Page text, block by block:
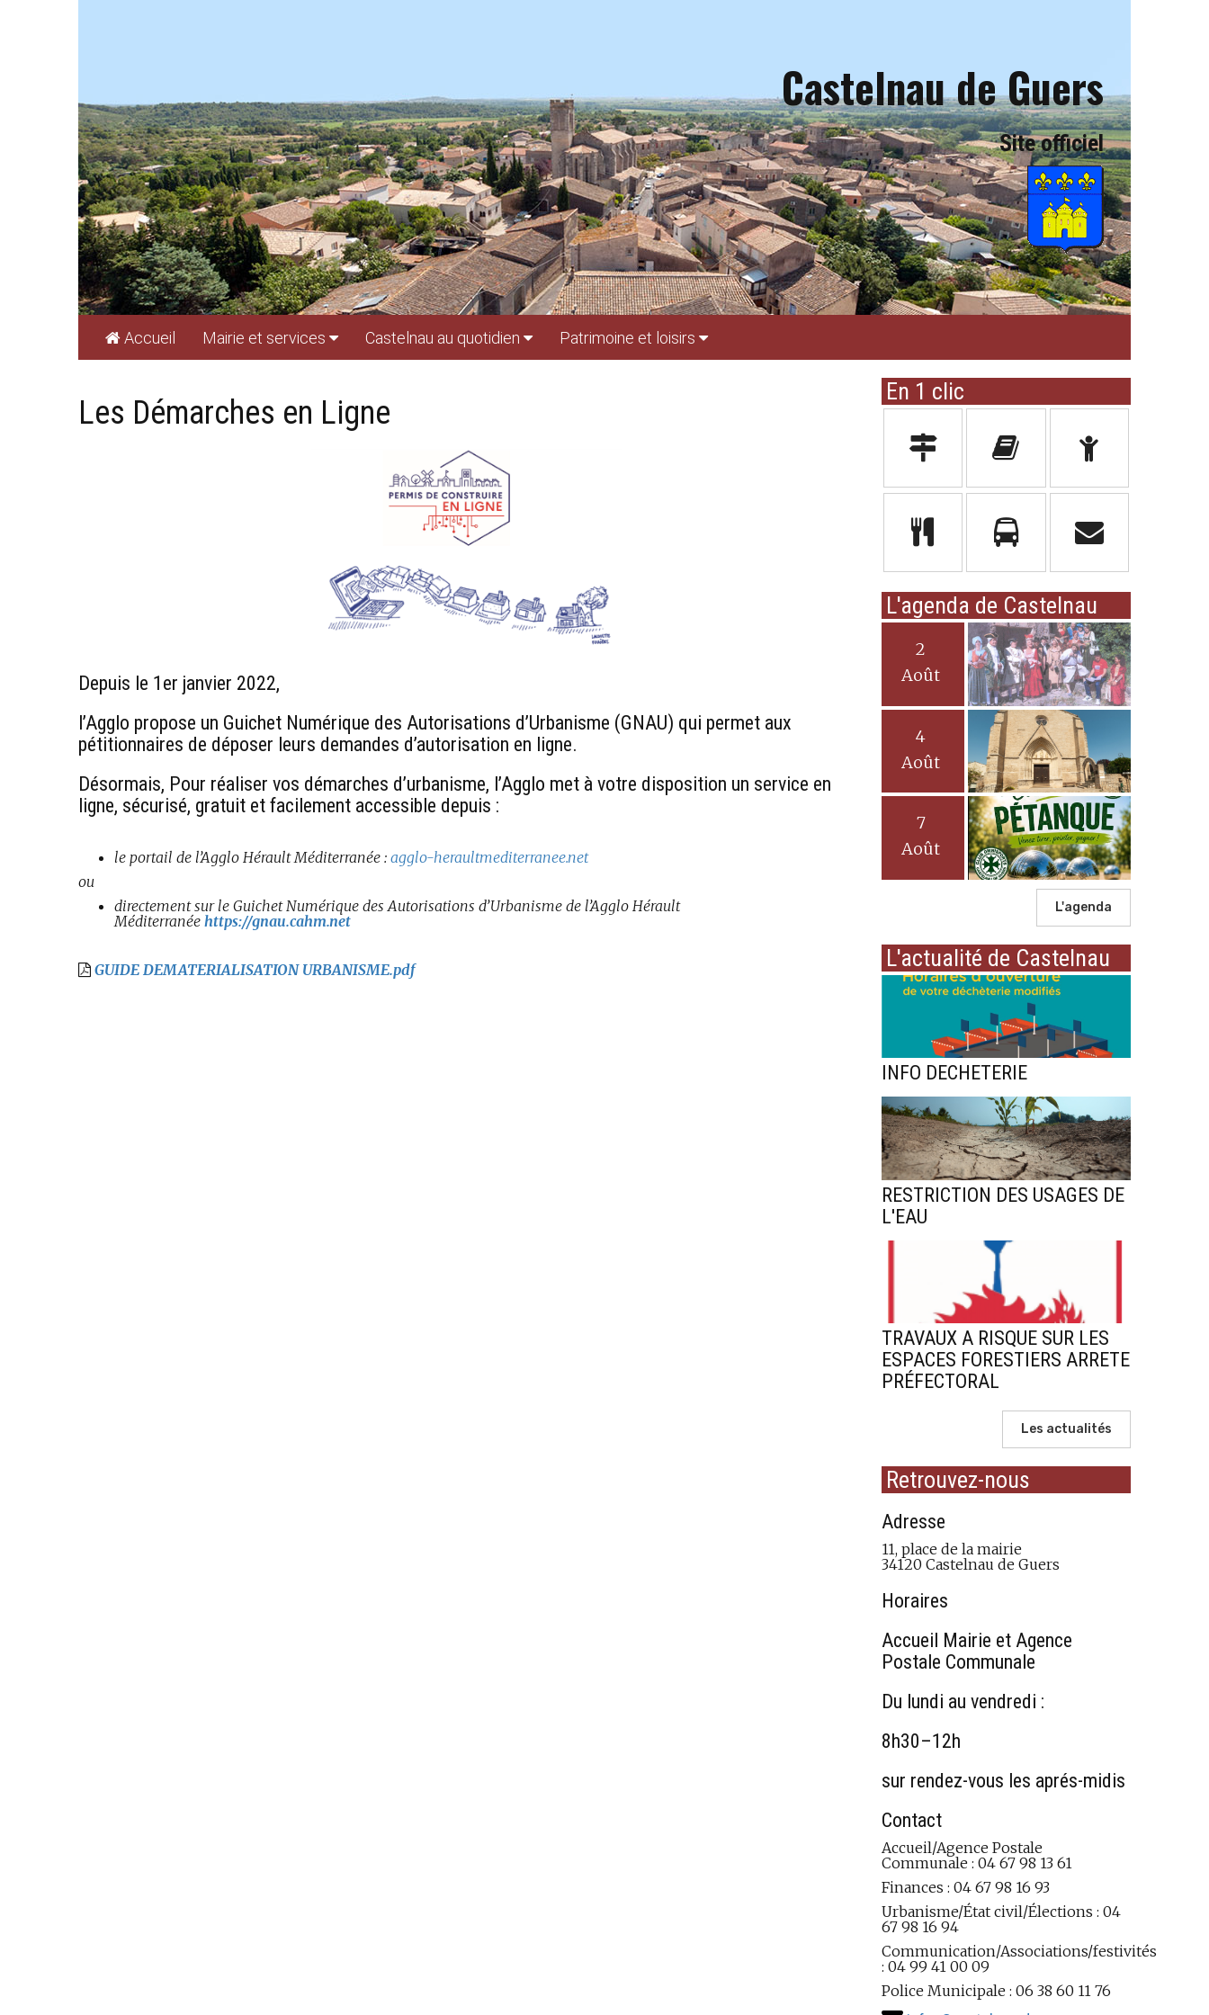
Castelnau de Guers
Site officiel
Accueil Mairie et services Castelnau au quotidien Patrimoine et loisirs
Les Démarches en Ligne
Depuis le 1er janvier 2022,
l’Agglo propose un Guichet Numérique des Autorisations d’Urbanisme (GNAU) qui permet aux
pétitionnaires de déposer leurs demandes d’autorisation en ligne.
Désormais, Pour réaliser vos démarches d’urbanisme, l’Agglo met à votre disposition un service en
ligne, sécurisé, gratuit et facilement accessible depuis :
le portail de l’Agglo Hérault Méditerranée : agglo-heraultmediterranee.net
ou
directement sur le Guichet Numérique des Autorisations d’Urbanisme de l’Agglo Hérault
Méditerranée https://gnau.cahm.net
GUIDE DEMATERIALISATION URBANISME.pdf
En 1 clic
L'agenda de Castelnau
2
Août
4
Août
7
Août
L'agenda
L'actualité de Castelnau
INFO DECHETERIE
RESTRICTION DES USAGES DE
L'EAU
TRAVAUX A RISQUE SUR LES
ESPACES FORESTIERS ARRETE
PRÉFECTORAL
Les actualités
Retrouvez-nous
Adresse
11, place de la mairie
34120 Castelnau de Guers
Horaires
Accueil Mairie et Agence
Postale Communale
Du lundi au vendredi :
8h30–12h
sur rendez-vous les aprés-midis
Contact
Accueil/Agence Postale
Communale : 04 67 98 13 61
Finances : 04 67 98 16 93
Urbanisme/État civil/Élections : 04
67 98 16 94
Communication/Associations/festivités
: 04 99 41 00 09
Police Municipale : 06 38 60 11 76